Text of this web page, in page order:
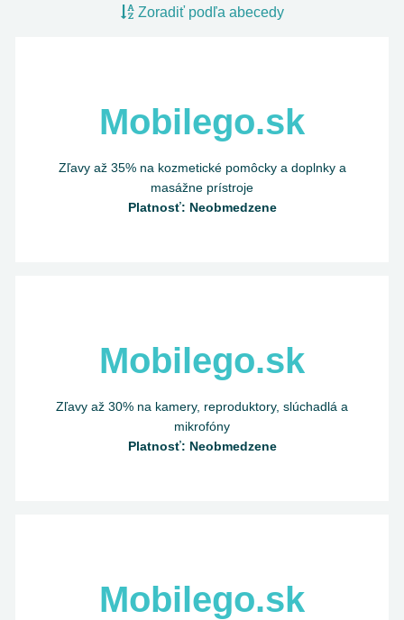
Zoradiť podľa abecedy
Mobilego.sk
Zľavy až 35% na kozmetické pomôcky a doplnky a
masážne prístroje
Platnosť: Neobmedzene
Mobilego.sk
Zľavy až 30% na kamery, reproduktory, slúchadlá a
mikrofóny
Platnosť: Neobmedzene
Mobilego.sk